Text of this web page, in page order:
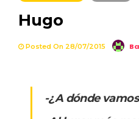
Hugo
Posted On 28/07/2015
-¿A dónde